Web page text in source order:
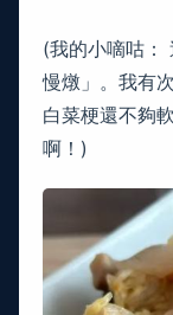
(我的小嘀咕：
慢燉」。我有
白菜梗還不夠
啊！)